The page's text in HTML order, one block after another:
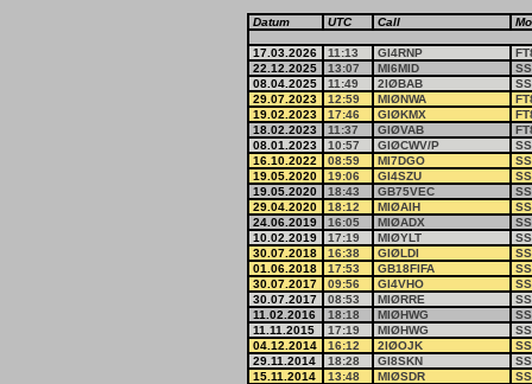
Datum UTC Call
17.03.2026 11:13 GI4RNP
22.12.2025
13:07 MI6MID
08.04.2025
11:49 2IØBAB
29.07.2023
12:59 MIØNWA
19.02.2023
17:46 GIØKMX
18.02.2023
11:37 GIØVAB
08.01.2023
10:57 GIØCWV/P
16.10.2022
08:59 MI7DGO
19.05.2020
19:06 GI4SZU
19.05.2020
18:43 GB75VEC
29.04.2020
18:12 MIØAIH
24.06.2019
16:05 MIØADX
10.02.2019
17:19 MIØYLT
30.07.2018
16:38 GIØLDI
01.06.2018
17:53 GB18FIFA
30.07.2017
09:56 GI4VHO
30.07.2017
08:53 MIØRRE
11.02.2016
18:18 MIØHWG
11.11.2015
17:19 MIØHWG
04.12.2014
16:12 2IØOJK
29.11.2014
18:28 GI8SKN
15.11.2014
13:48 MIØSDR